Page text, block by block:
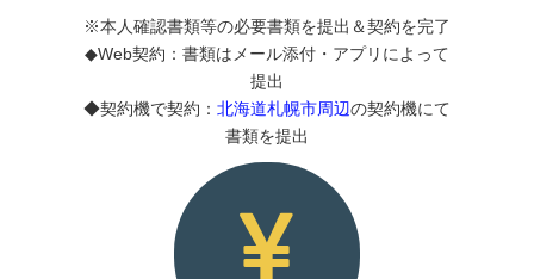
※本人確認書類等の必要書類を提出＆契約を完了
◆Web契約：書類はメール添付・アプリによって
提出
◆契約機で契約： 北海道札幌市周辺の契約機にて
書類を提出